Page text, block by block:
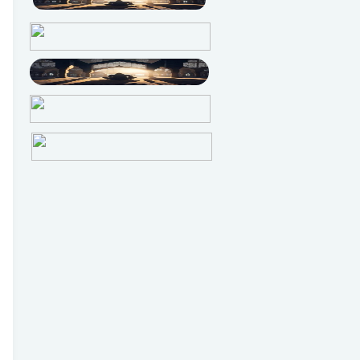
Oktober4
September1
Juni1
Mei2
April
Maret13
Februari
Januari13